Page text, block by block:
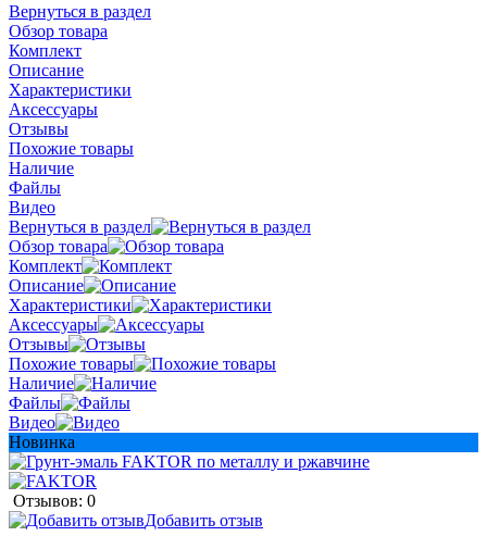
Вернуться в раздел
Обзор товара
Комплект
Описание
Характеристики
Аксессуары
Отзывы
Похожие товары
Наличие
Файлы
Видео
Вернуться в раздел
Обзор товара
Комплект
Описание
Характеристики
Аксессуары
Отзывы
Похожие товары
Наличие
Файлы
Видео
Новинка
Отзывов: 0
Добавить отзыв